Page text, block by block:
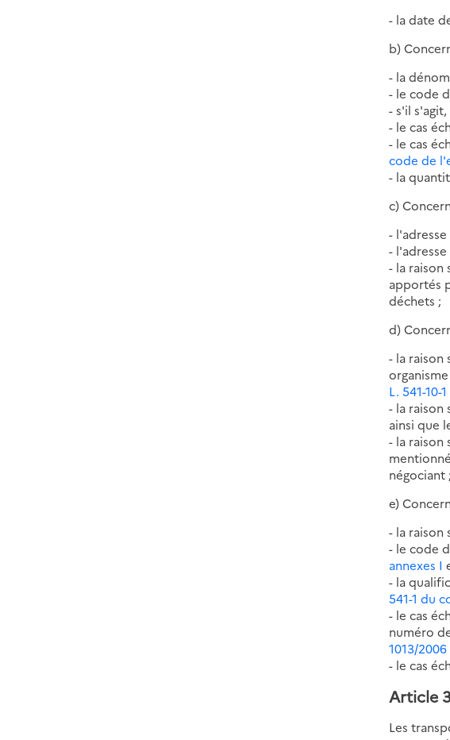
- la date
b)
- la
- le code
- s'il
- le cas
- le cas
code de
- la
c)
-
-
- la raison
apportés
déchets ;
d)
- la raison
L. 541-
- la raison
ainsi que
- la raison
négociant ;
e)
- la raison
- le code
annexes I
- la
541-1 du
- le cas
numéro
1013/2006
- le cas
Article
Les